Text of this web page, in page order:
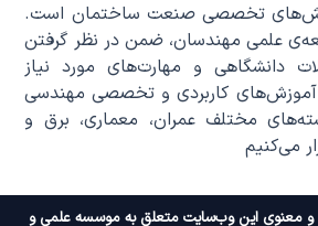
تخصصی صنعت ساختمان است.
علمی مهندسان، ضمن در نظر گرفتن
دانشگاهی و مهارت‌های مورد نیاز
آموزش‌های کاربردی و تخصصی مهندسی
مختلف عمران، معماری، برق و
می‌کنیم
و معنوی این وب‌سایت متعلق به موسسه علمی و